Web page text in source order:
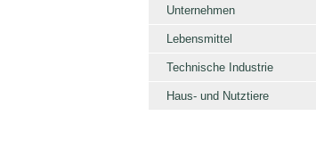
Unternehmen
Lebensmittel
Technische Industrie
Haus- und Nutztiere